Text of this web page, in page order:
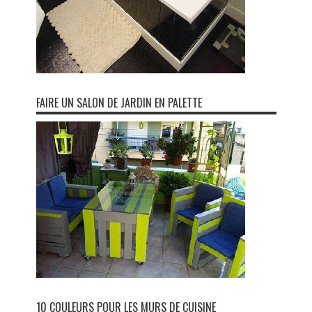
FAIRE UN SALON DE JARDIN EN PALETTE
10 COULEURS POUR LES MURS DE CUISINE